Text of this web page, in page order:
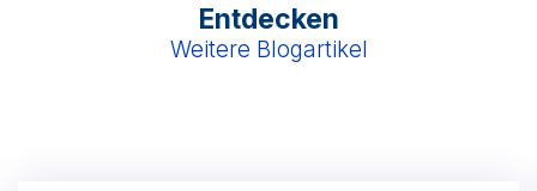
Entdecken
Weitere Blogartikel